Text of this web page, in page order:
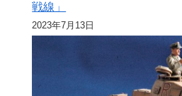
戦線」
2023年7月13日